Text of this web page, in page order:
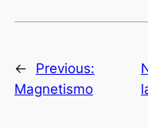
←
Previous:
Magnetismo